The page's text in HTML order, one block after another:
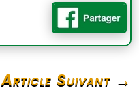
Article Suivant→